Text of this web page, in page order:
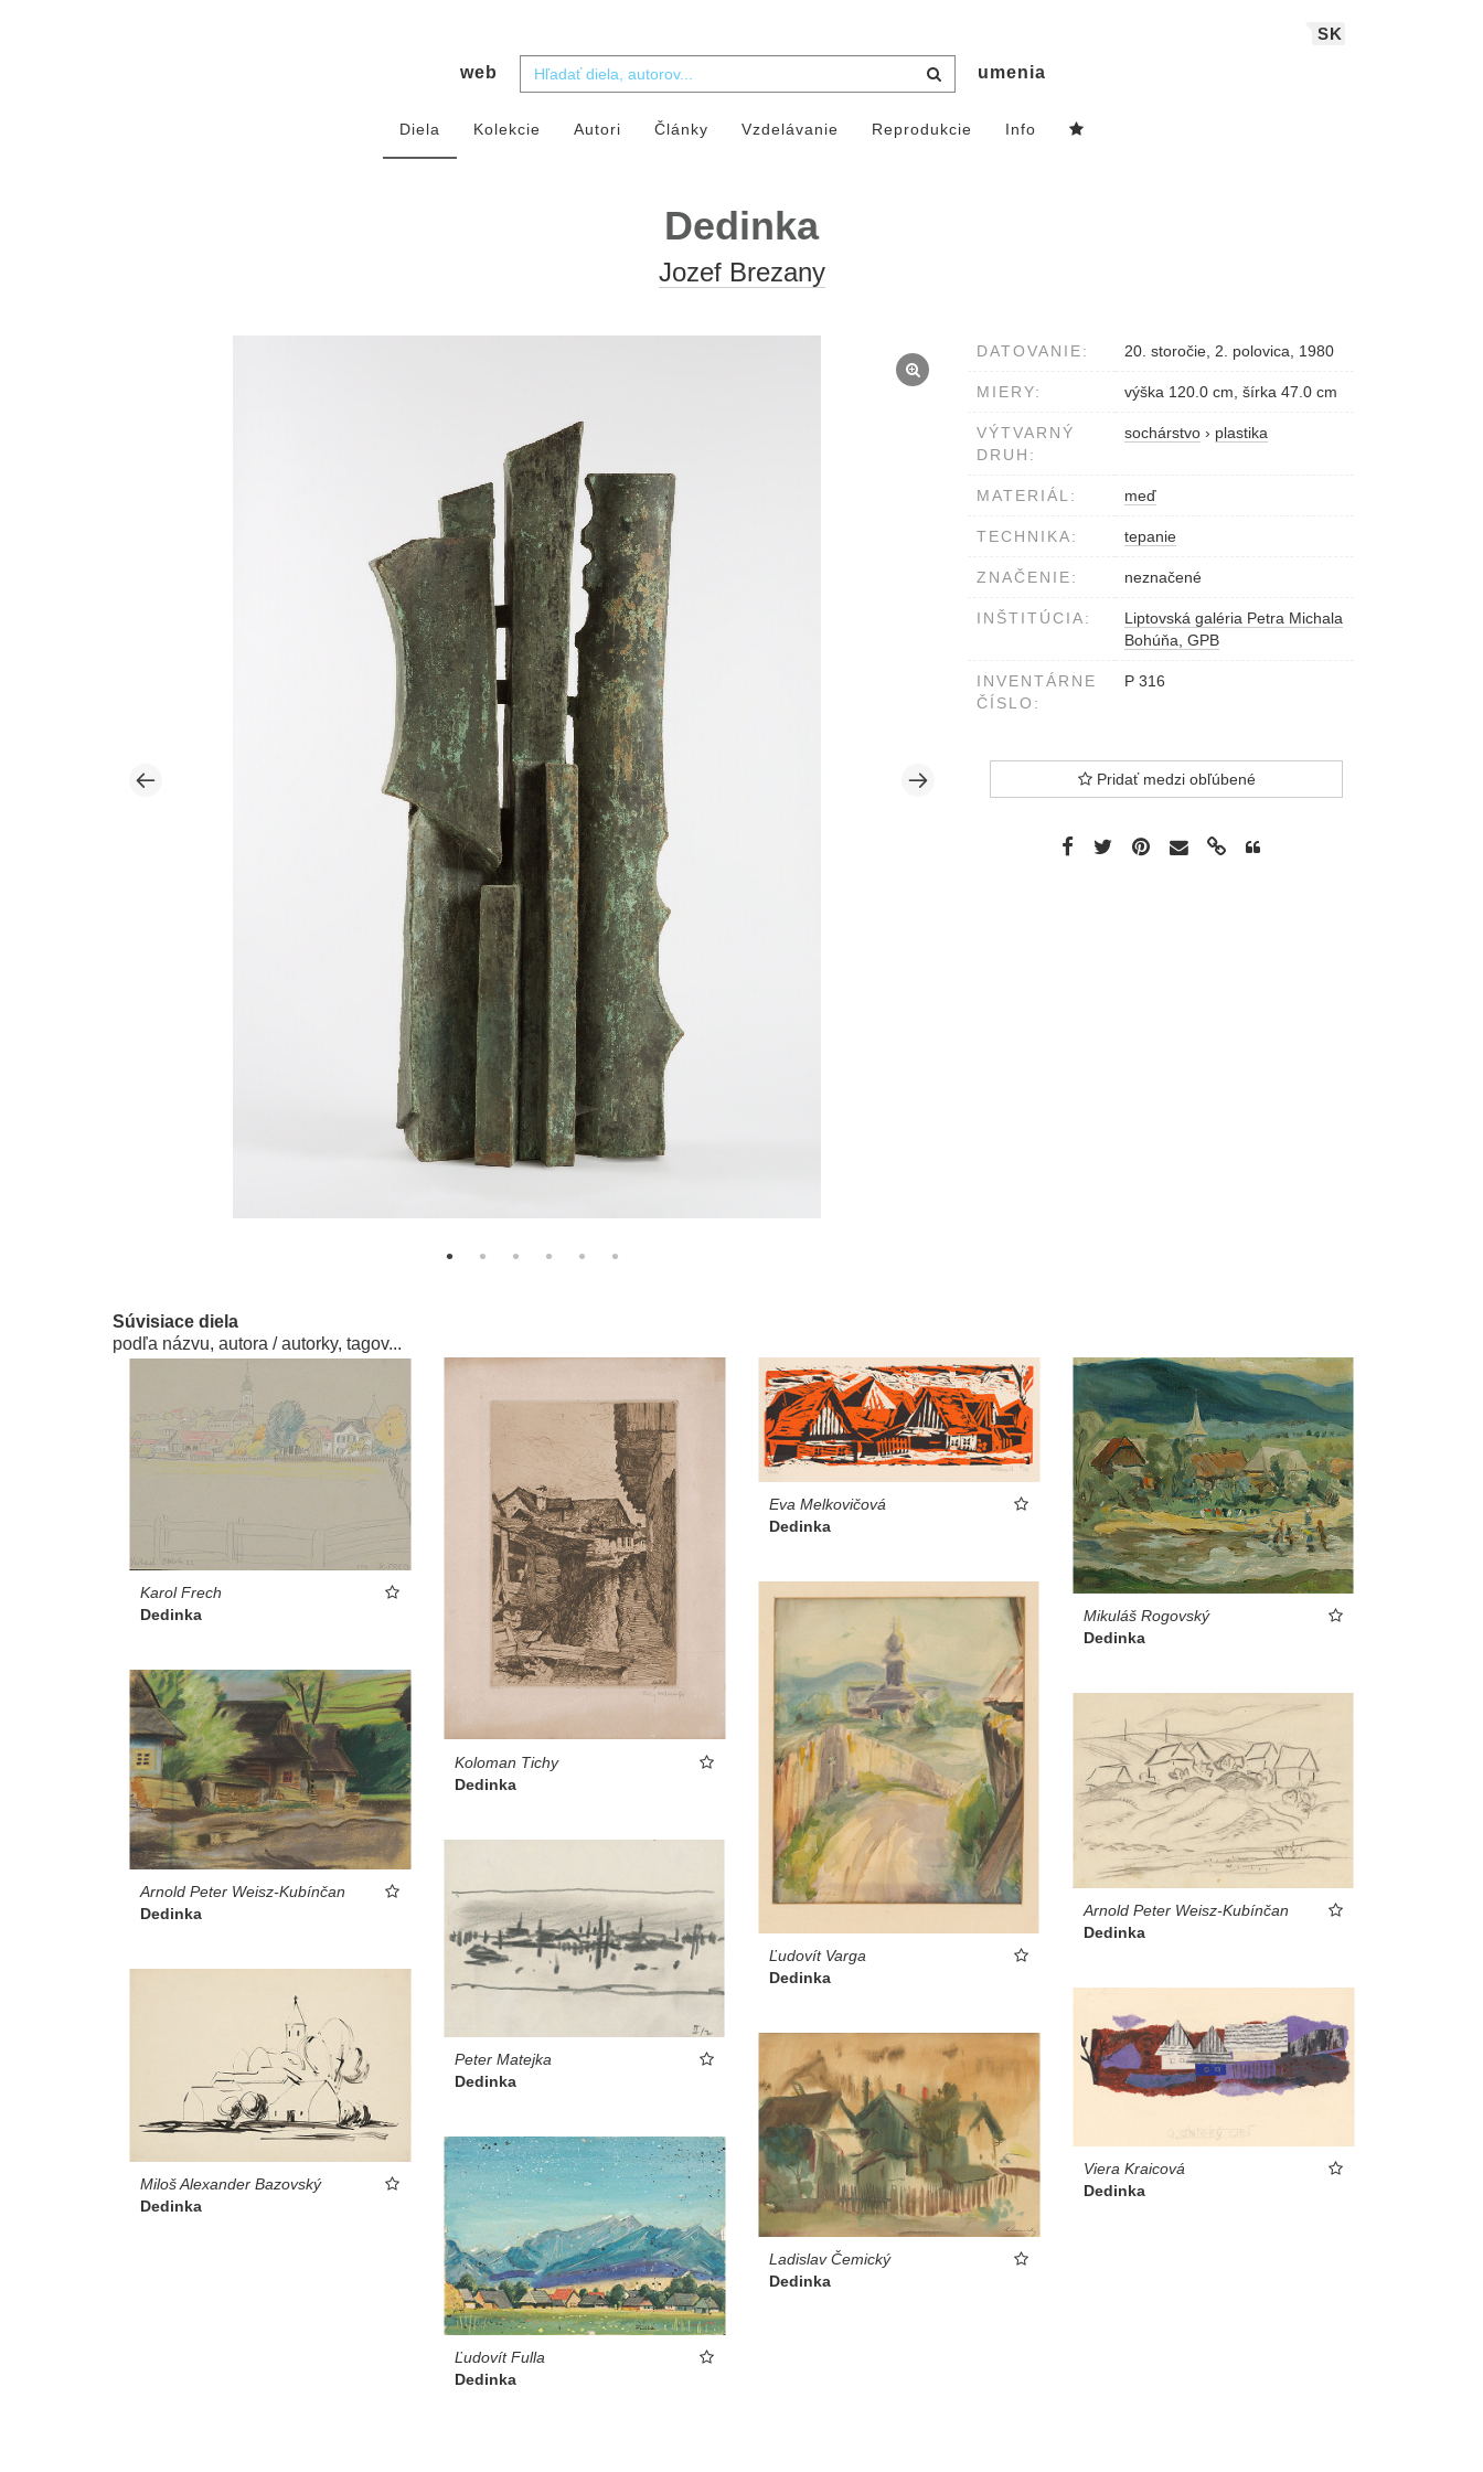
SK
web umenia
Diela Kolekcie Autori Články Vzdelávanie Reprodukcie Info
Dedinka
Jozef Brezany
DATOVANIE: 20. storočie, 2. polovica, 1980
MIERY: výška 120.0 cm, šírka 47.0 cm
VÝTVARNÝ
DRUH:
sochárstvo › plastika
MATERIÁL: meď
TECHNIKA: tepanie
ZNAČENIE: neznačené
INŠTITÚCIA:
Liptovská galéria Petra Michala
Bohúňa, GPB
INVENTÁRNE
ČÍSLO:
P 316
Pridať medzi obľúbené
Súvisiace diela
podľa názvu, autora / autorky, tagov...
Karol Frech
Dedinka
Koloman Tichy
Dedinka
Eva Melkovičová
Dedinka
Mikuláš Rogovský
Dedinka
Ľudovít Varga
Dedinka
Arnold Peter Weisz-Kubínčan
Dedinka
Arnold Peter Weisz-Kubínčan
Dedinka
Peter Matejka
Dedinka
Miloš Alexander Bazovský
Dedinka
Viera Kraicová
Dedinka
Ladislav Čemický
Dedinka
Ľudovít Fulla
Dedinka